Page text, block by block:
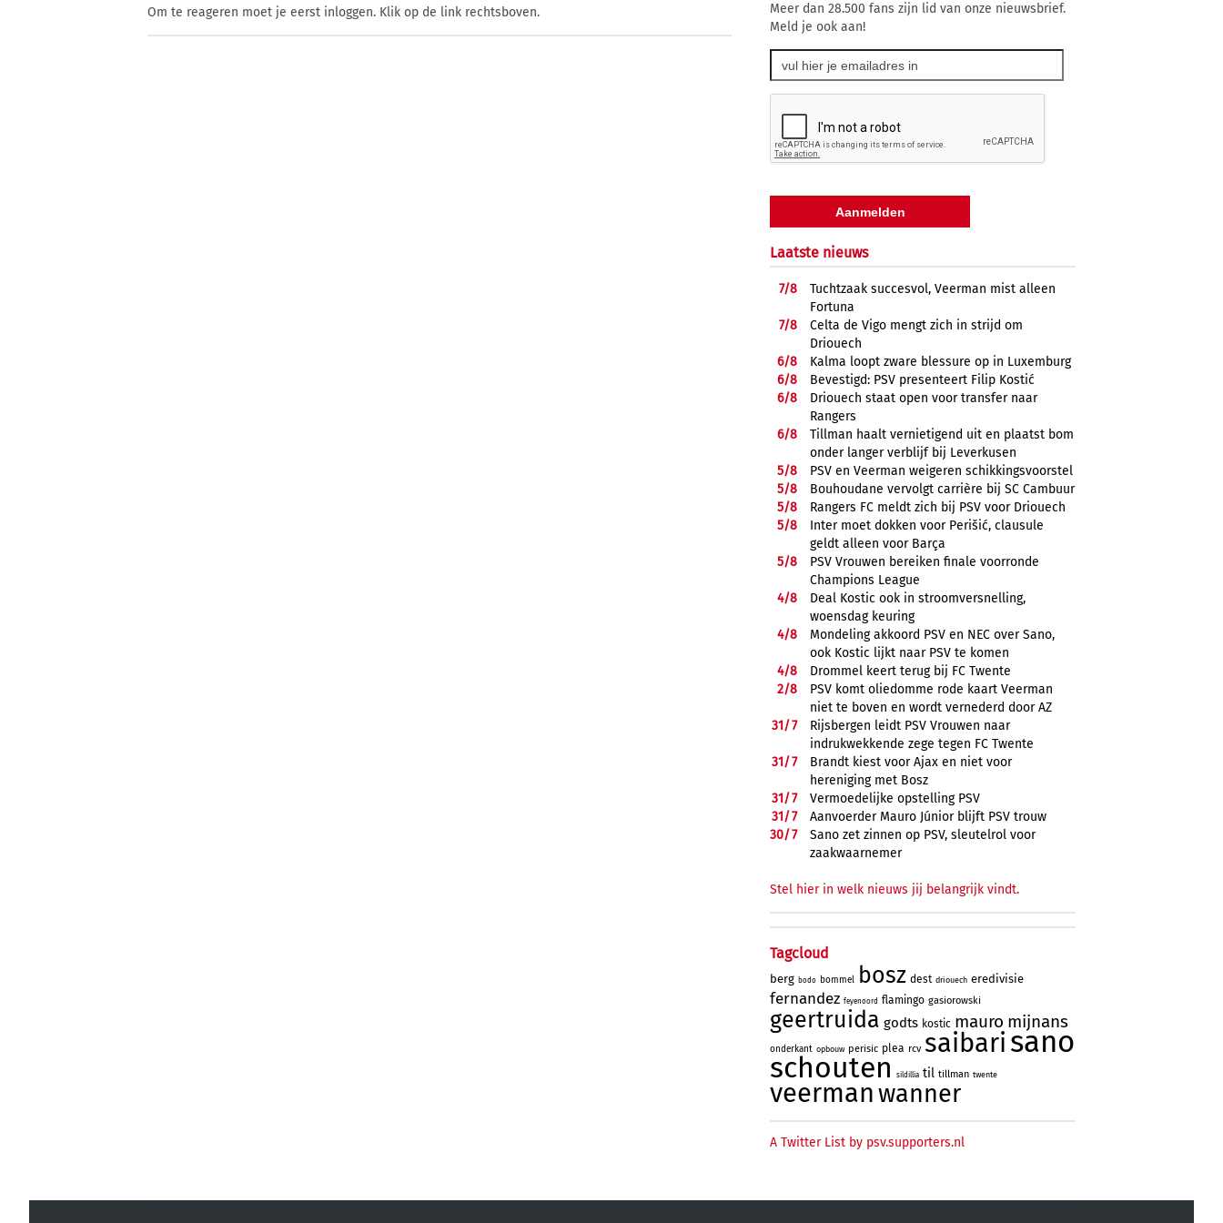
Om te reageren moet je eerst inloggen. Klik op de link rechtsboven.
Meer dan 28.500 fans zijn lid van onze nieuwsbrief.
Meld je ook aan!
Laatste nieuws
7/8
Tuchtzaak succesvol, Veerman mist alleen
Fortuna
7/8
Celta de Vigo mengt zich in strijd om
Driouech
6/8
Kalma loopt zware blessure op in Luxemburg
6/8
Bevestigd: PSV presenteert Filip Kostić
6/8
Driouech staat open voor transfer naar
Rangers
6/8
Tillman haalt vernietigend uit en plaatst bom
onder langer verblijf bij Leverkusen
5/8
PSV en Veerman weigeren schikkingsvoorstel
5/8
Bouhoudane vervolgt carrière bij SC Cambuur
5/8
Rangers FC meldt zich bij PSV voor Driouech
5/8
Inter moet dokken voor Perišić, clausule
geldt alleen voor Barça
5/8
PSV Vrouwen bereiken finale voorronde
Champions League
4/8
Deal Kostic ook in stroomversnelling,
woensdag keuring
4/8
Mondeling akkoord PSV en NEC over Sano,
ook Kostic lijkt naar PSV te komen
4/8
Drommel keert terug bij FC Twente
2/8
PSV komt oliedomme rode kaart Veerman
niet te boven en wordt vernederd door AZ
31/7
Rijsbergen leidt PSV Vrouwen naar
indrukwekkende zege tegen FC Twente
31/7
Brandt kiest voor Ajax en niet voor
hereniging met Bosz
31/7
Vermoedelijke opstelling PSV
31/7
Aanvoerder Mauro Júnior blijft PSV trouw
30/7
Sano zet zinnen op PSV, sleutelrol voor
zaakwaarnemer
Stel hier in welk nieuws jij belangrijk vindt.
Tagcloud
berg bodo bommel bosz dest driouech eredivisie
fernandez feyenoord flamingo gasiorowski
geertruida godts kostic mauro mijnans
onderkant opbouw perisic plea rcv saibari sano
schouten sildillia til tillman twente
veermanwanner
A Twitter List by psv.supporters.nl